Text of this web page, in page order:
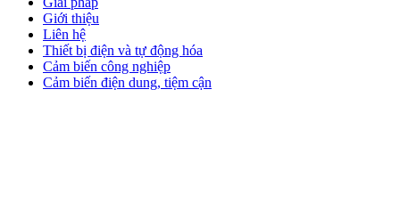
Giới thiệu
Liên hệ
Thiết bị điện và tự động hóa
Cảm biến công nghiệp
Cảm biến điện dung, tiệm cận